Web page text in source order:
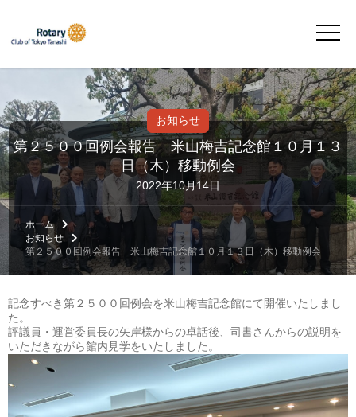
第２５００回例会報告 米山梅吉記念館１０月１３
日（木）移動例会
お知らせ
2022年10月14日
ホーム
お知らせ
第２５００回例会報告 米山梅吉記念館１０月１３日（木）移動例会
記念すべき第２５００回例会を米山梅吉記念館にて開催いたしまし
た。
評議員・運営委員長の矢岸様からの卓話後、司書さんからの説明を
いただきながら館内見学をいたしました。